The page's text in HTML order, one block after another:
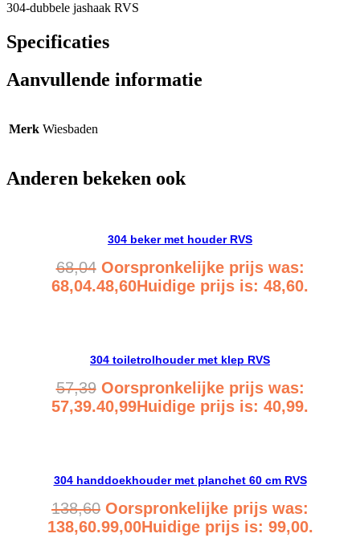
304-dubbele jashaak RVS
Specificaties
Aanvullende informatie
Merk Wiesbaden
Anderen bekeken ook
304 beker met houder RVS
68,04 Oorspronkelijke prijs was:
68,04.48,60Huidige prijs is: 48,60.
304 toiletrolhouder met klep RVS
57,39 Oorspronkelijke prijs was:
57,39.40,99Huidige prijs is: 40,99.
304 handdoekhouder met planchet 60 cm RVS
138,60 Oorspronkelijke prijs was:
138,60.99,00Huidige prijs is: 99,00.